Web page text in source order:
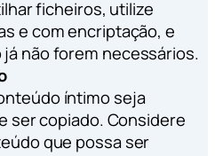
ficheiros, utilize
e com encriptação, e
não forem necessários.
íntimo seja
ser copiado. Considere
que possa ser